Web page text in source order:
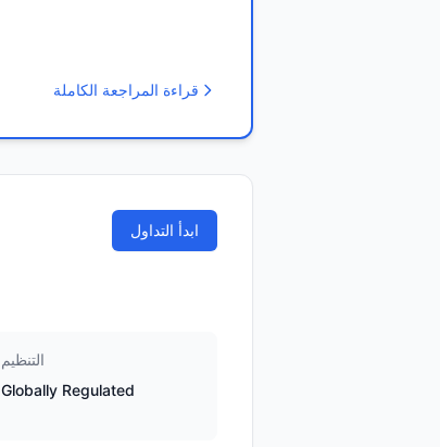
قراءة المراجعة الكاملة
ابدأ التداول
التنظيم
Globally Regulated